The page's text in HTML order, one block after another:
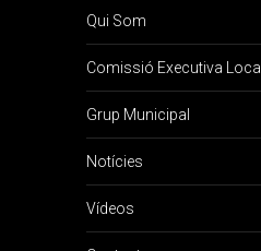
Qui Som
Comissió Executiva Local
Grup Municipal
Notícies
Vídeos